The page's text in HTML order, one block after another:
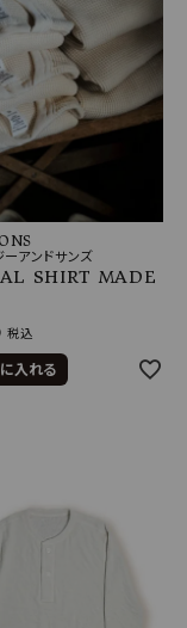
アンドサンズ
SHIRT MADE
税込
入れる